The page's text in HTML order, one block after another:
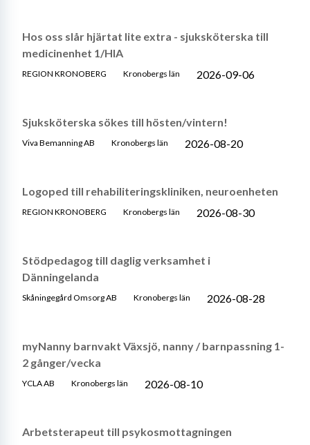
Hos oss slår hjärtat lite extra - sjuksköterska till
medicinenhet 1/HIA
REGION KRONOBERG Kronobergs län 2026-09-06
Sjuksköterska sökes till hösten/vintern!
Viva Bemanning AB Kronobergs län 2026-08-20
Logoped till rehabiliteringskliniken, neuroenheten
REGION KRONOBERG Kronobergs län 2026-08-30
Stödpedagog till daglig verksamhet i
Dänningelanda
Skåningegård Omsorg AB Kronobergs län 2026-08-28
myNanny barnvakt Växsjö, nanny / barnpassning 1-
2 gånger/vecka
YCLA AB Kronobergs län 2026-08-10
Arbetsterapeut till psykosmottagningen